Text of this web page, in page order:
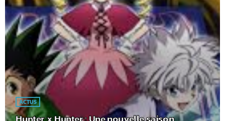
ACTUS